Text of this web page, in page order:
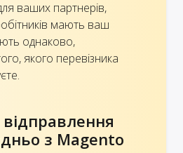
ваших партнерів,
мають ваш
однаково,
якого перевізника
з Magento